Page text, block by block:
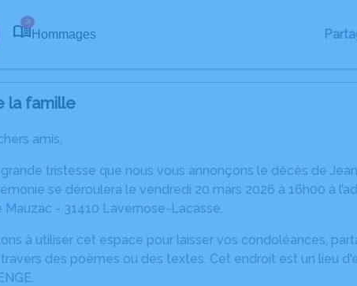
16
Hommages
la famille
amis,
grande tristesse que nous vous annonçons le décès de
se déroulera le vendredi 20 mars 2026 à 16h00 à
- 31410 Lavernose-Lacasse.
à utiliser cet espace pour laisser vos condoléances,
des poèmes ou des textes. Cet endroit est un lieu